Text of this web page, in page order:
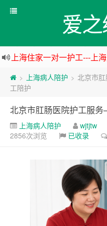
爱
> 上海病人陪护 > 北京市
工陪护
北京市肛肠医院护工服
上海病人陪护 wjtjtw
2856次浏览
已收录